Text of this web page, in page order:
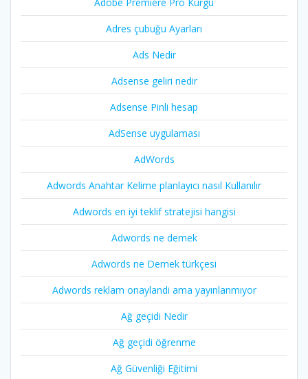
Adres çubuğu Ayarları
Ads Nedir
Adsense geliri nedir
Adsense Pinli hesap
AdSense uygulaması
AdWords
Adwords Anahtar Kelime planlayıcı nasıl Kullanılır
Adwords en iyi teklif stratejisi hangisi
Adwords ne demek
Adwords ne Demek türkçesi
Adwords reklam onaylandi ama yayınlanmıyor
Ağ geçidi Nedir
Ağ geçidi öğrenme
Ağ Güvenliği Eğitimi